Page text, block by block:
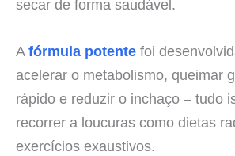
secar de forma saudável.
Afórmula potente foi
acelerar o metabolismo, queimar
rápido e reduzir o inchaço – tudo
recorrer a loucuras como dietas
exercícios exaustivos.